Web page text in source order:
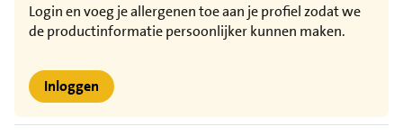
Login en voeg je allergenen toe aan je profiel zodat we
de productinformatie persoonlijker kunnen maken.
Inloggen